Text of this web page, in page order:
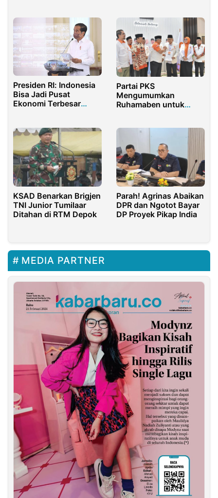
Presiden RI: Indonesia
Bisa Jadi Pusat
Ekonomi Terbesar
Partai PKS
Mengumumkan
Ruhamaben untuk
KSAD Benarkan Brigjen
TNI Junior Tumilaar
Ditahan di RTM Depok
Parah! Agrinas Abaikan
DPR dan Ngotot Bayar
DP Proyek Pikap India
MEDIA PARTNER